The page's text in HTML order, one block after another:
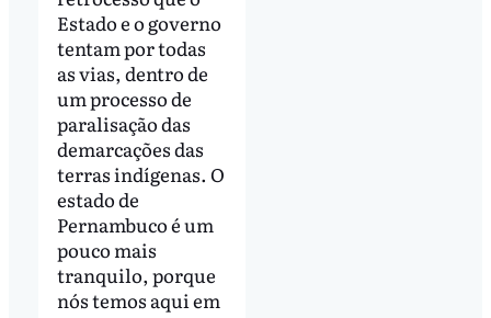
Estado e o governo
tentam por todas
as vias, dentro de
um processo de
paralisação das
demarcações das
terras indígenas. O
estado de
Pernambuco é um
pouco mais
tranquilo, porque
nós temos aqui em